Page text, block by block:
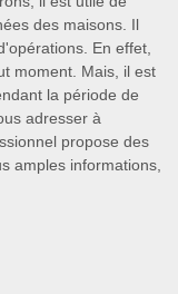
des maisons. Il
En effet,
moment. Mais, il est
la période de
adresser à
propose des
amples informations,